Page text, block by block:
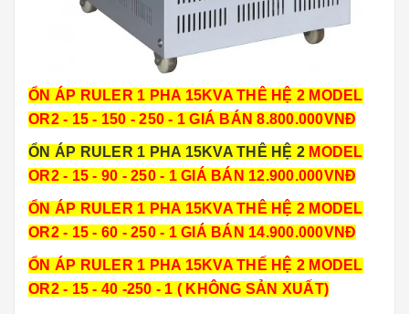
ỔN ÁP RULER 1 PHA 15KVA THÊ HỆ 2 MODEL
OR2 - 15 - 150 - 250 - 1 GIÁ BÁN 8.800.000VNĐ
ỔN ÁP RULER 1 PHA 15KVA THÊ HỆ 2 MODEL
OR2 - 15 - 90 - 250 - 1 GIÁ BÁN 12.900.000VNĐ
ỔN ÁP RULER 1 PHA 15KVA THÊ HỆ 2 MODEL
OR2 - 15 - 60 - 250 - 1 GIÁ BÁN 14.900.000VNĐ
ỔN ÁP RULER 1 PHA 15KVA THẾ HỆ 2 MODEL
OR2 - 15 - 40 -250 - 1 ( KHÔNG SẢN XUẤT)